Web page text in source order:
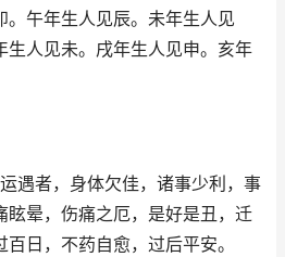
。午年生人见辰。未年生人见
生人见未。戌年生人见申。亥年
遇者，身体欠佳，诸事少利，事
眩晕，伤痛之厄，是好是丑，迁
日，不药自愈，过后平安。